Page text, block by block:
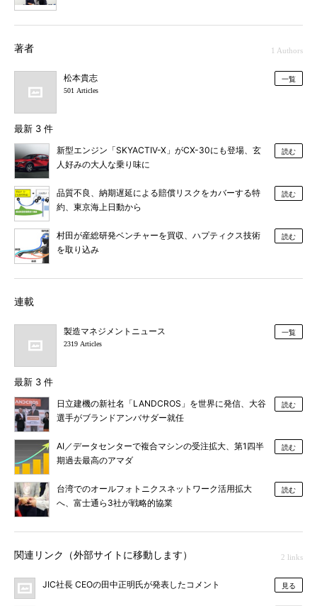
著者 1 Authors
松本貴志
501 Articles
一覧
最新 3 件
新型エンジン「SKYACTIV-X」がCX-30にも登場、玄
人好みの大人な乗り味に
読む
品質不良、納期遅延による賠償リスクをカバーする特
約、東京海上日動から
読む
村田が産総研発ベンチャーを買収、ハプティクス技術
を取り込み
読む
連載
製造マネジメントニュース
2319 Articles
一覧
最新 3 件
日立建機の新社名「LANDCROS」を世界に発信、大谷
選手がブランドアンバサダー就任
読む
AI／データセンターで複合マシンの受注拡大、第1四半
期過去最高のアマダ
読む
台湾でのオールフォトニクスネットワーク活用拡大
へ、富士通ら3社が戦略的協業
読む
関連リンク（外部サイトに移動します） 2 links
JIC社長 CEOの田中正明氏が発表したコメント 見る